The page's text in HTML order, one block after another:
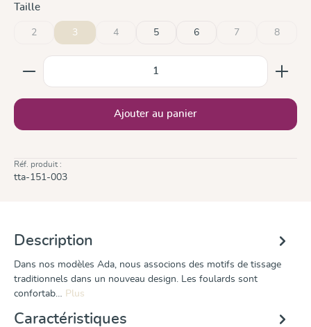
Sélectionnez
Taille
2
(Cette option n'est pas disponible pour le moment.)
3 4 5 6 7 8
Quantité de produit : Entrez la quantité souhaitée
Ajouter au panier
Réf. produit :
tta-151-003
Description
Dans nos modèles Ada, nous associons des motifs de tissage
traditionnels dans un nouveau design. Les foulards sont
confortab… Plus
Caractéristiques